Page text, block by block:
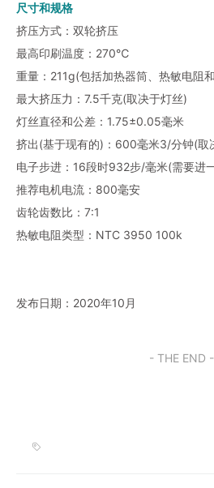
尺寸和规格
挤压方式：双轮挤压
最高印刷温度：270℃
重量：211g(包括加热器筒、热敏电阻
最大挤压力：7.5千克(取决于灯丝)
灯丝直径和公差：1.75±0.05毫米
挤出(基于现有的)：600毫米3/分钟(取
电子步进：16段时932步/毫米(需要进
推荐电机电流：800毫安
齿轮齿数比：7:1
热敏电阻类型：NTC 3950 100k
发布日期：2020年10月
- THE END -